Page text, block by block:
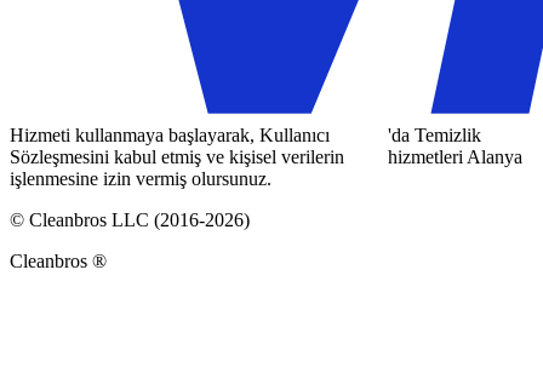
Hizmeti kullanmaya başlayarak, Kullanıcı
Sözleşmesini kabul etmiş ve kişisel verilerin
işlenmesine izin vermiş olursunuz.
© Cleanbros LLC (2016-2026)
Cleanbros ®
'da Temizlik
hizmetleri Alanya